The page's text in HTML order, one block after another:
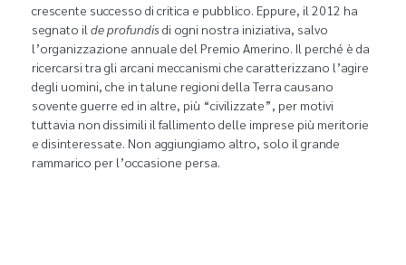
crescente successo di critica e pubblico. Eppure, il 2012 ha
segnato il de profundis di ogni nostra iniziativa, salvo
l’organizzazione annuale del Premio Amerino. Il perché è da
ricercarsi tra gli arcani meccanismi che caratterizzano l’agire
degli uomini, che in talune regioni della Terra causano
sovente guerre ed in altre, più “civilizzate”, per motivi
tuttavia non dissimili il fallimento delle imprese più meritorie
e disinteressate. Non aggiungiamo altro, solo il grande
rammarico per l’occasione persa.